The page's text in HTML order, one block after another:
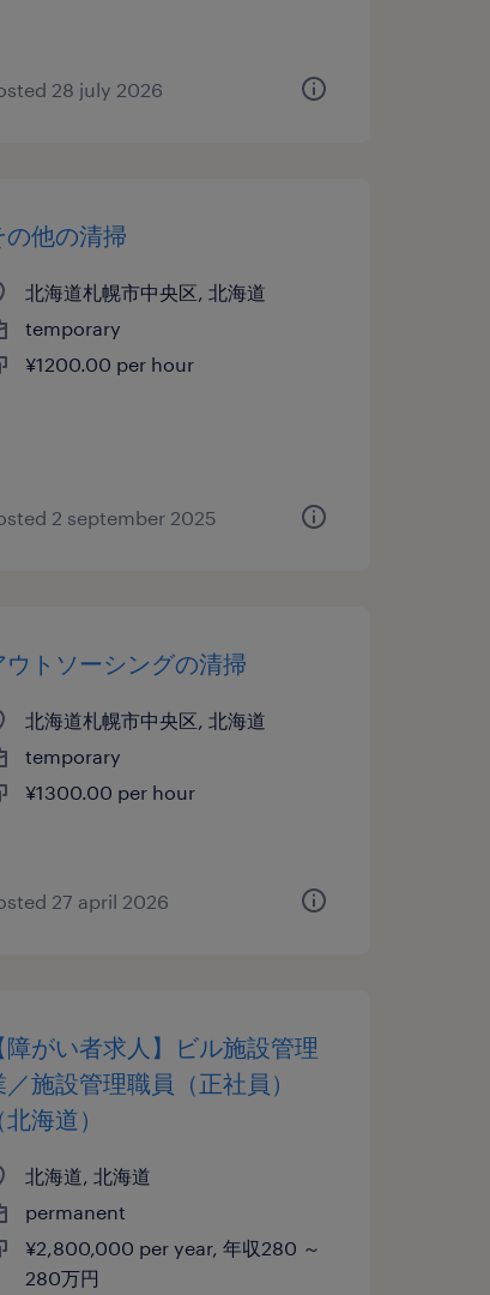
28 july 2026
の他の清掃
北海道札幌市中央区, 北海道
temporary
¥1200.00 per hour
2 september 2025
ウトソーシングの清掃
北海道札幌市中央区, 北海道
temporary
¥1300.00 per hour
27 april 2026
障がい者求人】ビル施設管理
／施設管理職員（正社員）
北海道）
北海道, 北海道
permanent
¥2,800,000 per year, 年収280 ～
280万円